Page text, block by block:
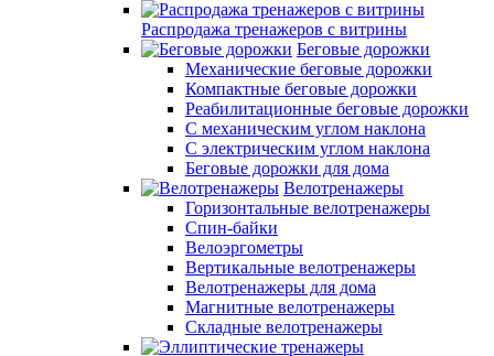
Распродажа тренажеров с витрины
Беговые дорожки
Механические беговые дорожки
Компактные беговые дорожки
Реабилитационные беговые дорожки
С механическим углом наклона
С электрическим углом наклона
Беговые дорожки для дома
Велотренажеры
Горизонтальные велотренажеры
Спин-байки
Велоэргометры
Вертикальные велотренажеры
Велотренажеры для дома
Магнитные велотренажеры
Складные велотренажеры